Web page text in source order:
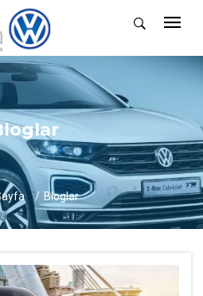
Bloglar